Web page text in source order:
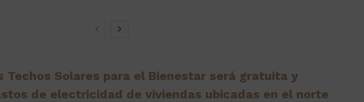
Techos Solares para el Bienestar será gratuita y
de electricidad de viviendas ubicadas en el norte